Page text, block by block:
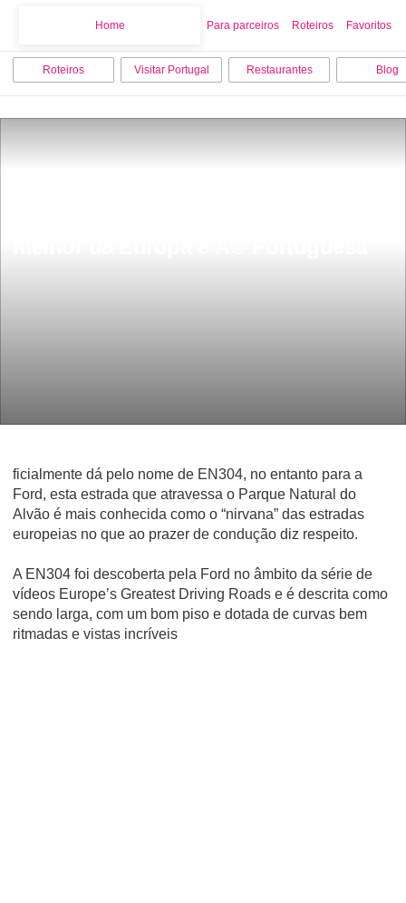
Home Para parceiros Roteiros Favoritos
Roteiros Visitar Portugal Restaurantes Blog
ficialmente dá pelo nome de EN304, no entanto para a
Ford, esta estrada que atravessa o Parque Natural do
Alvão é mais conhecida como o “nirvana” das estradas
europeias no que ao prazer de condução diz respeito.
A EN304 foi descoberta pela Ford no âmbito da série de
vídeos Europe’s Greatest Driving Roads e é descrita como
sendo larga, com um bom piso e dotada de curvas bem
ritmadas e vistas incríveis